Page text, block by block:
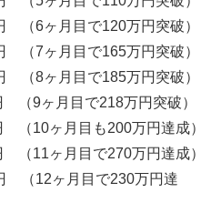
6ヶ月目で120万円突破）
7ヶ月目で165万円突破）
8ヶ月目で185万円突破）
9ヶ月目で218万円突破）
10ヶ月目も200万円達成）
11ヶ月目で270万円達成）
12ヶ月目で230万円達